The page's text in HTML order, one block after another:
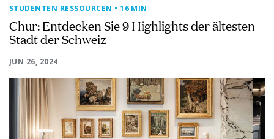
STUDENTEN RESSOURCEN • 16 MIN
Chur: Entdecken Sie 9 Highlights der ältesten
Stadt der Schweiz
JUN 26, 2024